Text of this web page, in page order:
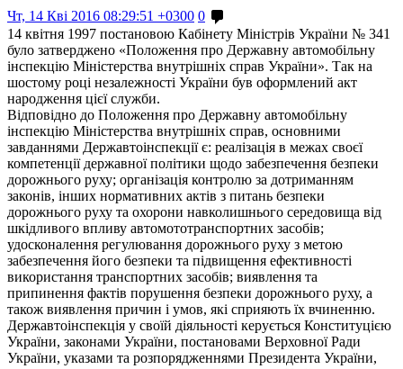
Чт, 14 Кві 2016 08:29:51 +0300 0
14 квітня 1997 постановою Кабінету Міністрів України № 341
було затверджено «Положення про Державну автомобільну
інспекцію Міністерства внутрішніх справ України». Так на
шостому році незалежності України був оформлений акт
народження цієї служби.
Відповідно до Положення про Державну автомобільну
інспекцію Міністерства внутрішніх справ, основними
завданнями Державтоінспекції є: реалізація в межах своєї
компетенції державної політики щодо забезпечення безпеки
дорожнього руху; організація контролю за дотриманням
законів, інших нормативних актів з питань безпеки
дорожнього руху та охорони навколишнього середовища від
шкідливого впливу автомототранспортних засобів;
удосконалення регулювання дорожнього руху з метою
забезпечення його безпеки та підвищення ефективності
використання транспортних засобів; виявлення та
припинення фактів порушення безпеки дорожнього руху, а
також виявлення причин і умов, які сприяють їх вчиненню.
Державтоінспекція у своїй діяльності керується Конституцією
України, законами України, постановами Верховної Ради
України, указами та розпорядженнями Президента України,